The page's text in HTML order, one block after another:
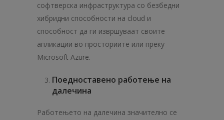
софтверска инфраструктура со безбедни
хибридни способности на cloud и
способност да ги извршуваат своите
апликации во просториите или преку
Microsoft Azure.
Поедноставено работење на
далечина
Работењето на далечина значително се